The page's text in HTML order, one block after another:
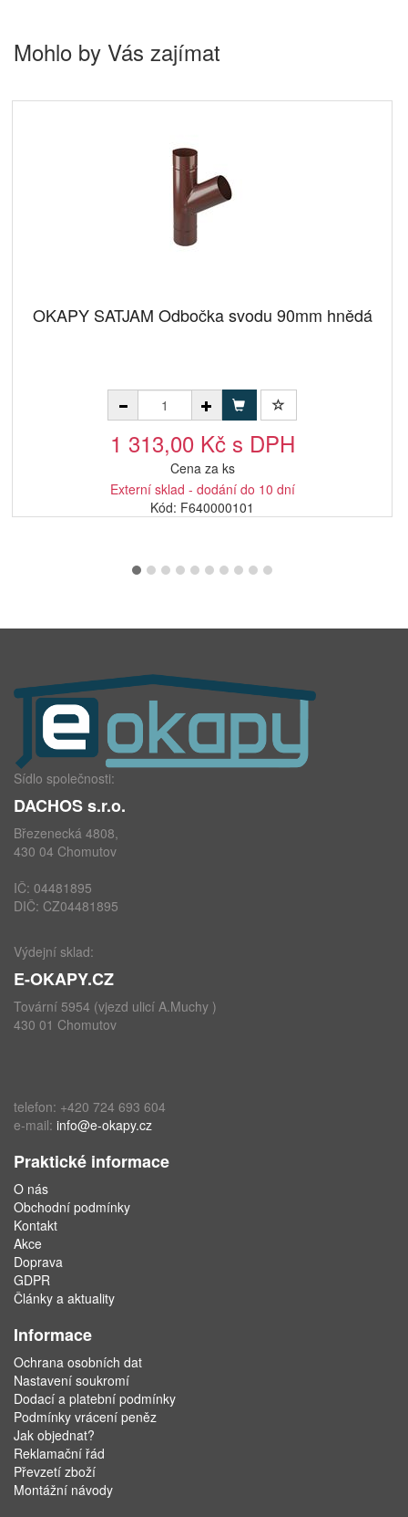
Mohlo by Vás zajímat
OKAPY SATJAM Odbočka svodu 90mm hnědá
1 313,00 Kč s DPH
Cena za ks
Externí sklad - dodání do 10 dní
Kód: F640000101
Sídlo společnosti:
DACHOS s.r.o.
Březenecká 4808,
430 04 Chomutov
IČ: 04481895
DIČ: CZ04481895
Výdejní sklad:
E-OKAPY.CZ
Tovární 5954 (vjezd ulicí A.Muchy )
430 01 Chomutov
telefon: +420 724 693 604
e-mail: info@e-okapy.cz
Praktické informace
O nás
Obchodní podmínky
Kontakt
Akce
Doprava
GDPR
Články a aktuality
Informace
Ochrana osobních dat
Nastavení soukromí
Dodací a platební podmínky
Podmínky vrácení peněz
Jak objednat?
Reklamační řád
Převzetí zboží
Montážní návody